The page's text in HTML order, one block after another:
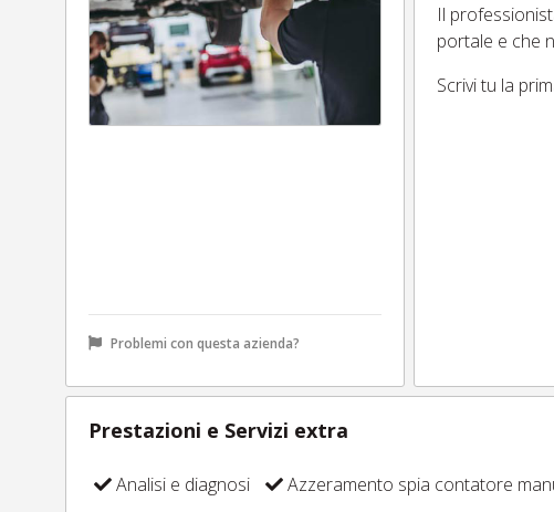
Problemi con questa azienda?
Il
portale e che
Scrivi tu la
Prestazioni e Servizi extra
Analisi e diagnosi
Azzeramento spia contatore